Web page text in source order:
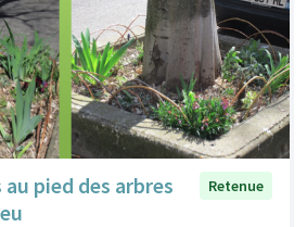
pied des arbres
Retenue